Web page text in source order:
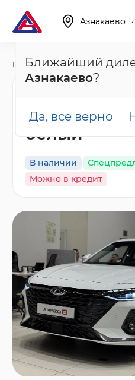
Азнакаево
Ближайший
Азнакаево?
Да, все верно
Главная Каталог Новые
Черный /
белый
В наличии
Можно в кредит